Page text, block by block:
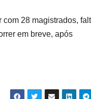
28 magistrados,
em breve, após